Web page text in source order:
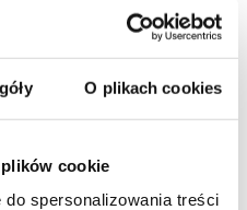
O plikach cookies
cookie
spersonalizowania treści
22 Centrów
i Galerii
portfolio blisko 160
w 1976 roku
w Europie.
od 1996 roku.